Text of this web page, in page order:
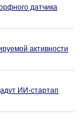
датчика
активности
ИИ-стартап